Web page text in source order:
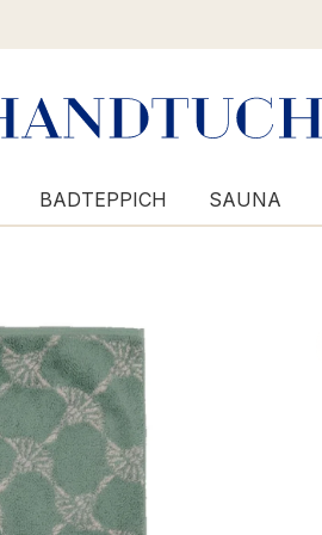
BADTEPPICH SAUNA